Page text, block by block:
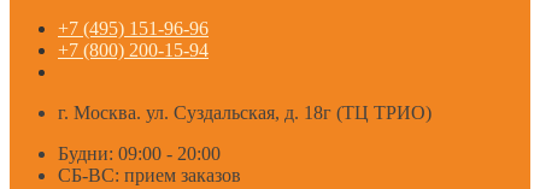
+7 (495) 151-96-96
+7 (800) 200-15-94
г. Москва. ул. Суздальская, д. 18г (ТЦ ТРИО)
Будни: 09:00 - 20:00
СБ-ВС: прием заказов